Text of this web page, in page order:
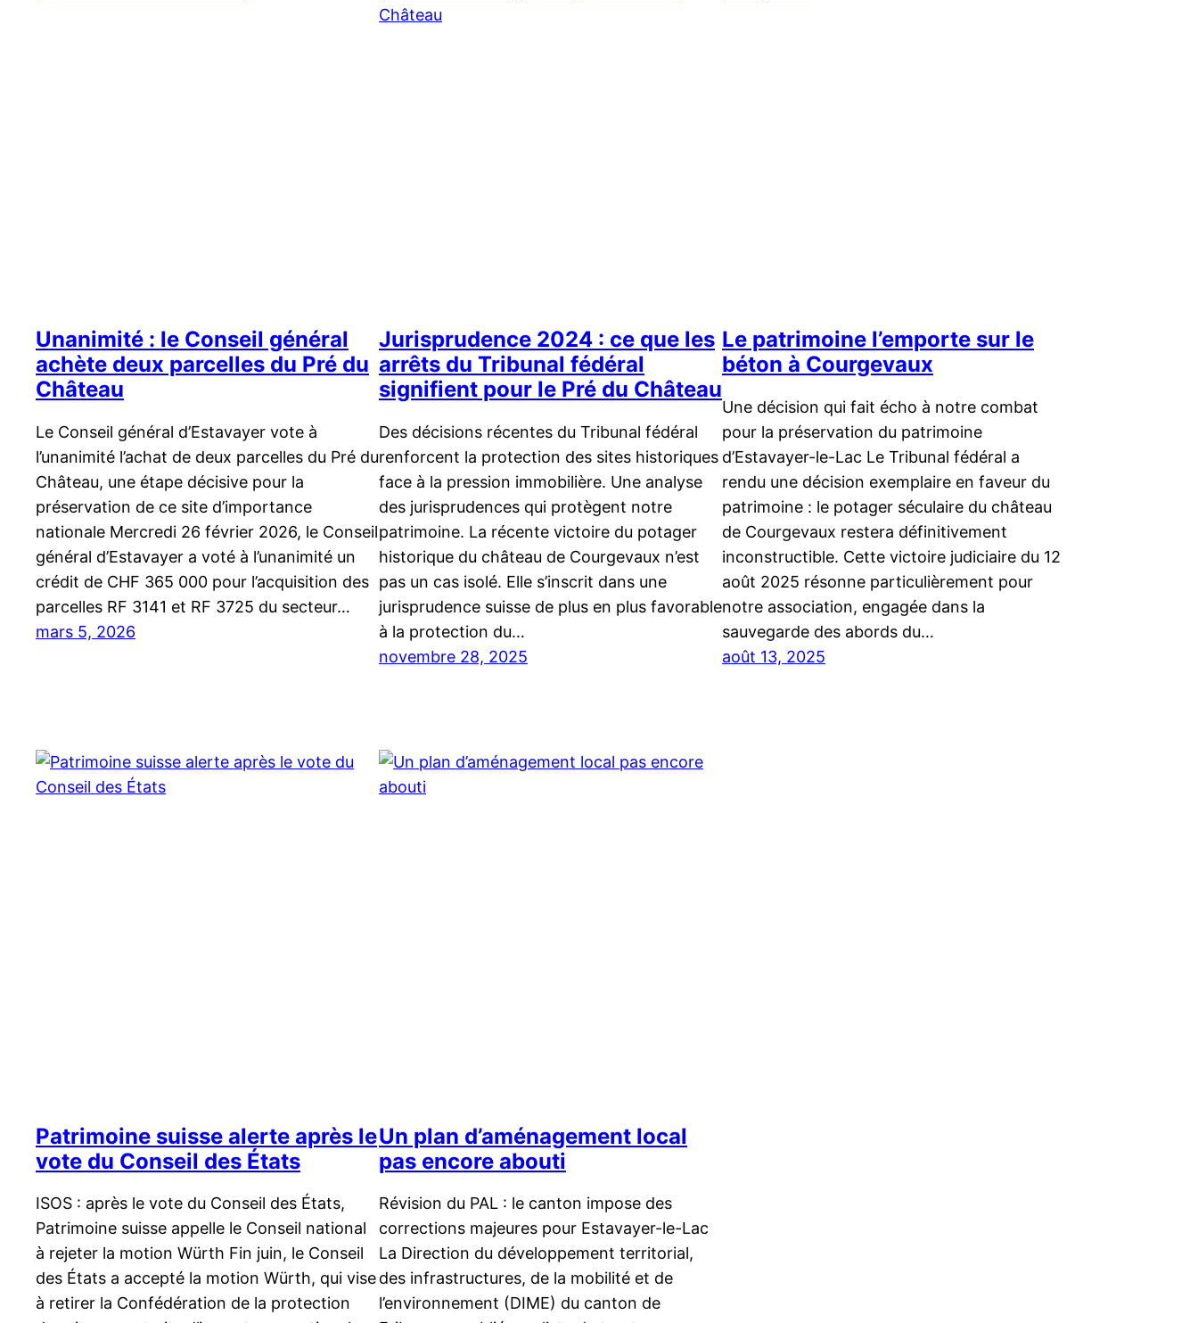
Unanimité : le Conseil général
achète deux parcelles du Pré du
Château
Le Conseil général d’Estavayer vote à
l’unanimité l’achat de deux parcelles du Pré du
Château, une étape décisive pour la
préservation de ce site d’importance
nationale Mercredi 26 février 2026, le Conseil
général d’Estavayer a voté à l’unanimité un
crédit de CHF 365 000 pour l’acquisition des
parcelles RF 3141 et RF 3725 du secteur…
mars 5, 2026
Jurisprudence 2024 : ce que les
arrêts du Tribunal fédéral
signifient pour le Pré du Château
Des décisions récentes du Tribunal fédéral
renforcent la protection des sites historiques
face à la pression immobilière. Une analyse
des jurisprudences qui protègent notre
patrimoine. La récente victoire du potager
historique du château de Courgevaux n’est
pas un cas isolé. Elle s’inscrit dans une
jurisprudence suisse de plus en plus favorable
à la protection du…
novembre 28, 2025
Le patrimoine l’emporte sur le
béton à Courgevaux
Une décision qui fait écho à notre combat
pour la préservation du patrimoine
d’Estavayer-le-Lac Le Tribunal fédéral a
rendu une décision exemplaire en faveur du
patrimoine : le potager séculaire du château
de Courgevaux restera définitivement
inconstructible. Cette victoire judiciaire du 12
août 2025 résonne particulièrement pour
notre association, engagée dans la
sauvegarde des abords du…
août 13, 2025
Patrimoine suisse alerte après le
vote du Conseil des États
ISOS : après le vote du Conseil des États,
Patrimoine suisse appelle le Conseil national
à rejeter la motion Würth Fin juin, le Conseil
des États a accepté la motion Würth, qui vise
à retirer la Confédération de la protection
Un plan d’aménagement local
pas encore abouti
Révision du PAL : le canton impose des
corrections majeures pour Estavayer-le-Lac
La Direction du développement territorial,
des infrastructures, de la mobilité et de
l’environnement (DIME) du canton de